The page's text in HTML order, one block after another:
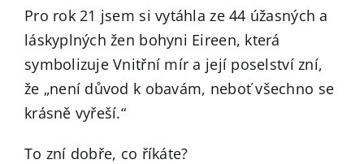
Pro rok 21 jsem si vytáhla ze 44 úžasných a
láskyplných žen bohyni Eireen, která
symbolizuje Vnitřní mír a její poselství zní,
že „není důvod k obavám, neboť všechno se
krásně vyřeší.“
To zní dobře, co říkáte?